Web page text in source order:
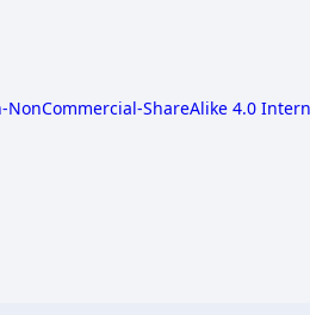
ShareAlike 4.0